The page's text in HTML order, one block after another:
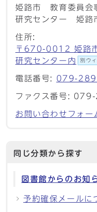
姫路市 教育委員
研究センター 姫路
住所:
〒670-0012 姫路
研究センター内
別ウ
電話番号: 079-
ファクス番号:
お問い合わせフォー
同じ分類から探す
図書館からのお知
予約確保メールに